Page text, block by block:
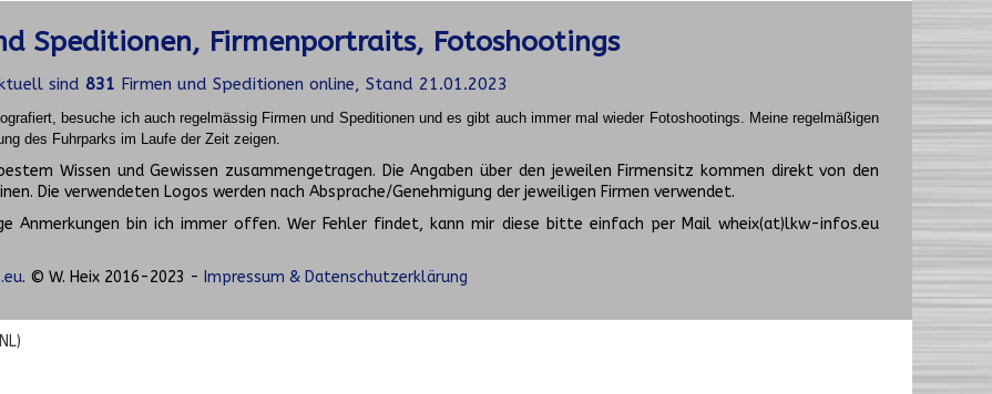
Speditionen, Firmenportraits, Fotoshootings
sind 831 Firmen und Speditionen online, Stand 21.01.2023
besuche ich auch regelmässig Firmen und Speditionen und es gibt auch immer mal wieder Fotoshootings. Meine regelmäßigen
des Fuhrparks im Laufe der Zeit zeigen.
Wissen und Gewissen zusammengetragen. Die Angaben über den jeweilen Firmensitz kommen direkt von den
Die verwendeten Logos werden nach Absprache/Genehmigung der jeweiligen Firmen verwendet.
Anmerkungen bin ich immer offen. Wer Fehler findet, kann mir diese bitte einfach per Mail wheix(at)lkw-infos.eu
. © W. Heix 2016-2023 - Impressum & Datenschutzerklärung